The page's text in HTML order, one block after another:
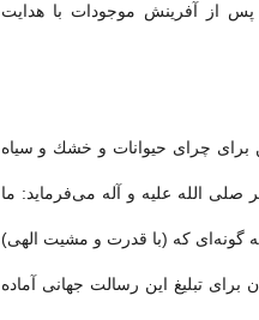
پس از آفرینش موجودات با هدایت
براى چراى حیوانات و خشك و سیاه
صلى الله علیه و آله مى‌فرماید: ما
‌گونه‌اى كه (با قدرت و مشیت الهى)
تبلیغ این رسالت جهانى آماده